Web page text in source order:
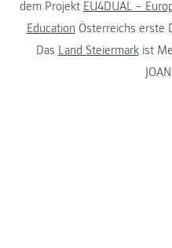
dem Projekt EU4DUAL –
Education Österreichs erste
Das Land Steiermarkist